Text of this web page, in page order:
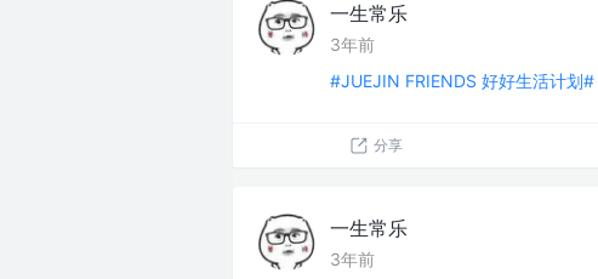
一生常乐
3年前
#JUEJIN FRIENDS 好好生活计划#
分享
一生常乐
3年前